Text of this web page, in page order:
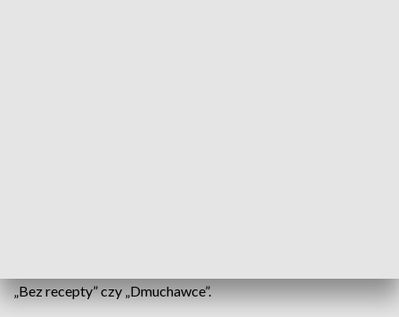
„Bez recepty” czy „Dmuchawce”.